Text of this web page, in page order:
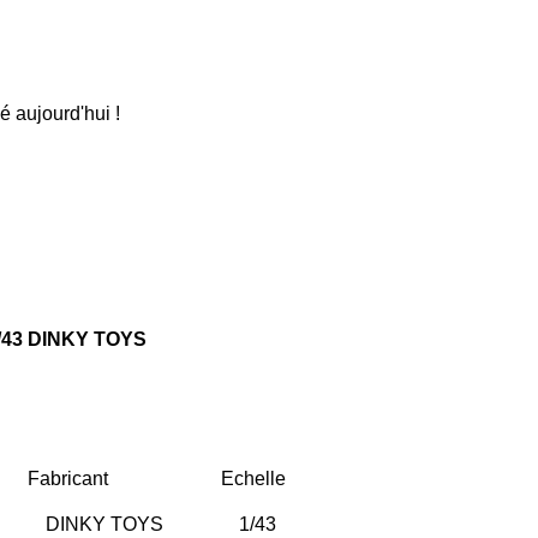
aujourd'hui !
DINKY TOYS
Fabricant Echelle